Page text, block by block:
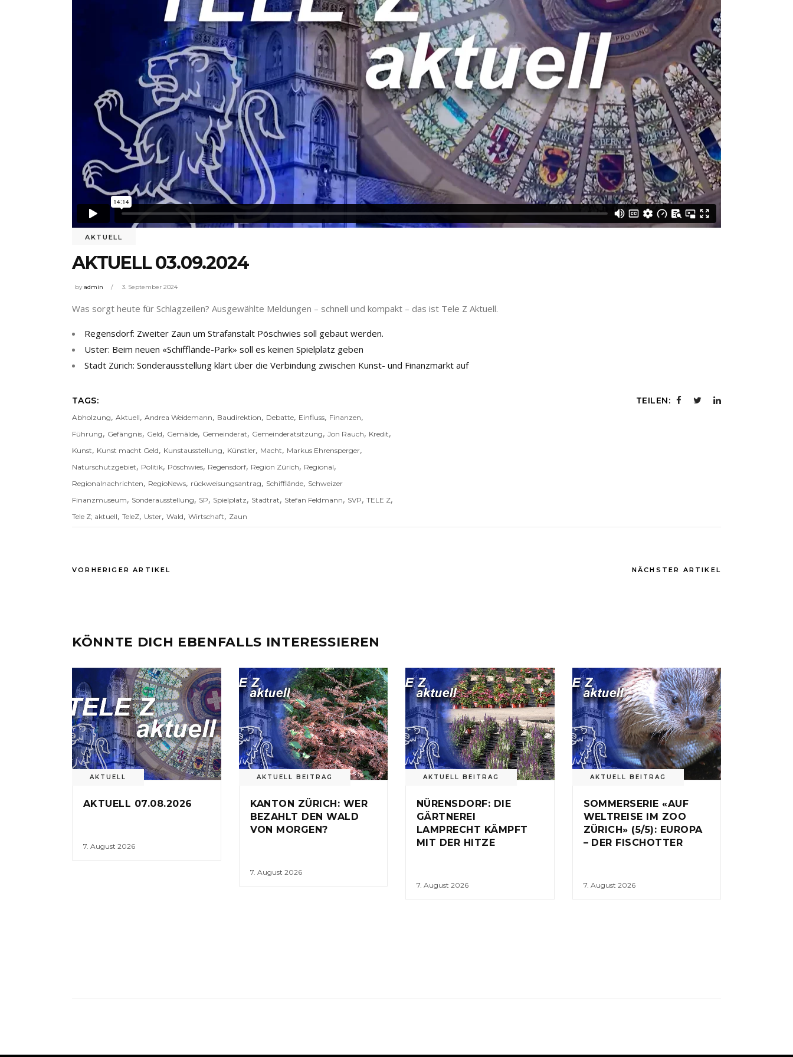
AKTUELL
AKTUELL 03.09.2024
byadmin 3. September 2024
Was sorgt heute für Schlagzeilen? Ausgewählte Meldungen – schnell und kompakt – das ist Tele Z Aktuell.
Regensdorf: Zweiter Zaun um Strafanstalt Pöschwies soll gebaut werden.
Uster: Beim neuen «Schifflände-Park» soll es keinen Spielplatz geben
Stadt Zürich: Sonderausstellung klärt über die Verbindung zwischen Kunst- und Finanzmarkt auf
TAGS:
Abholzung, Aktuell, Andrea Weidemann, Baudirektion, Debatte, Einfluss, Finanzen,
Führung, Gefängnis, Geld, Gemälde, Gemeinderat, Gemeinderatsitzung, Jon Rauch, Kredit,
Kunst, Kunst macht Geld, Kunstausstellung, Künstler, Macht, Markus Ehrensperger,
Naturschutzgebiet, Politik, Pöschwies, Regensdorf, Region Zürich, Regional,
Regionalnachrichten, RegioNews, rückweisungsantrag, Schifflände, Schweizer
Finanzmuseum, Sonderausstellung, SP, Spielplatz, Stadtrat, Stefan Feldmann, SVP, TELE Z,
Tele Z; aktuell, TeleZ, Uster, Wald, Wirtschaft, Zaun
TEILEN:
VORHERIGER ARTIKEL NÄCHSTER ARTIKEL
KÖNNTE DICH EBENFALLS INTERESSIEREN
AKTUELL
AKTUELL 07.08.2026
7. August 2026
AKTUELL BEITRAG
KANTON ZÜRICH: WER
BEZAHLT DEN WALD
VON MORGEN?
7. August 2026
AKTUELL BEITRAG
NÜRENSDORF: DIE
GÄRTNEREI
LAMPRECHT KÄMPFT
MIT DER HITZE
7. August 2026
AKTUELL BEITRAG
SOMMERSERIE «AUF
WELTREISE IM ZOO
ZÜRICH» (5/5): EUROPA
– DER FISCHOTTER
7. August 2026